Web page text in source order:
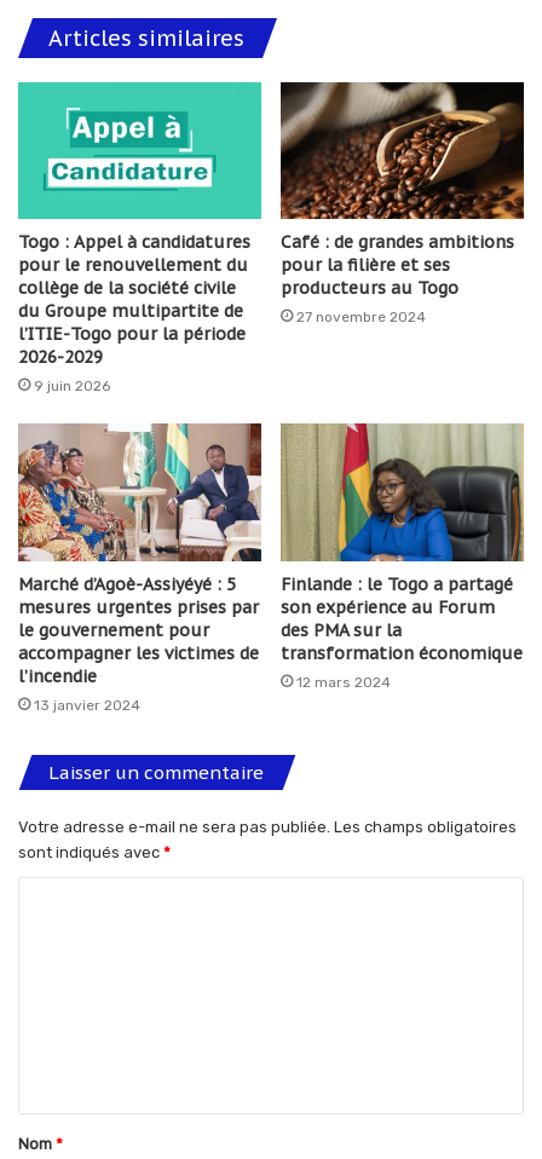
Articles similaires
Togo : Appel à candidatures
pour le renouvellement du
collège de la société civile
du Groupe multipartite de
l’ITIE-Togo pour la période
2026-2029
9 juin 2026
Café : de grandes ambitions
pour la filière et ses
producteurs au Togo
27 novembre 2024
Marché d’Agoè-Assiyéyé : 5
mesures urgentes prises par
le gouvernement pour
accompagner les victimes de
l’incendie
13 janvier 2024
Finlande : le Togo a partagé
son expérience au Forum
des PMA sur la
transformation économique
12 mars 2024
Laisser un commentaire
Votre adresse e-mail ne sera pas publiée. Les champs obligatoires
sont indiqués avec *
t
a
Nom *